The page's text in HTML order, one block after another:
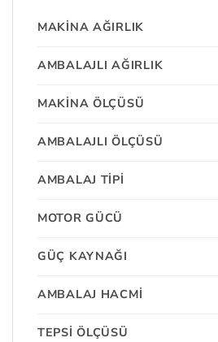
MAKINA AĞIRLIK
AMBALAJLI AĞIRLIK
MAKINA ÖLÇÜSÜ
AMBALAJLI ÖLÇÜSÜ
AMBALAJ TIPI
MOTOR GÜCÜ
GÜÇ KAYNAĞI
AMBALAJ HACMI
TEPSI ÖLÇÜSÜ